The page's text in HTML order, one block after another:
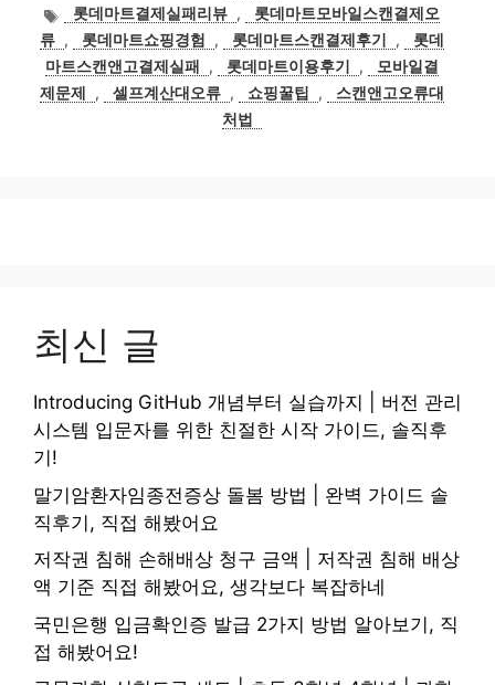
고
리
태롯데마트결제실패리뷰 ,
롯데마트모바일스캔결제오
류 , 롯데마트쇼핑경험 , 롯데마트스캔결제후기 ,
롯데
마트스캔앤고결제실패
, 롯데마트이용후기 ,
모바일결
제문제
, 셀프계산대오류 , 쇼핑꿀팁 ,
스캔앤고오류대
처법
최신 글
Introducing GitHub 개념부터 실습까지 | 버전 관리
시스템 입문자를 위한 친절한 시작 가이드, 솔직후
기!
말기암환자임종전증상 돌봄 방법 | 완벽 가이드 솔
직후기, 직접 해봤어요
저작권 침해 손해배상 청구 금액 | 저작권 침해 배상
액 기준 직접 해봤어요, 생각보다 복잡하네
국민은행 입금확인증 발급 2가지 방법 알아보기, 직
접 해봤어요!